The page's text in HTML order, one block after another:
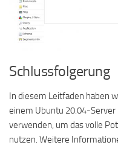
Schlussfolgerung
In diesem Leitfaden haben
einem Ubuntu 20.04-Server
verwenden, um das volle
nutzen. Weitere